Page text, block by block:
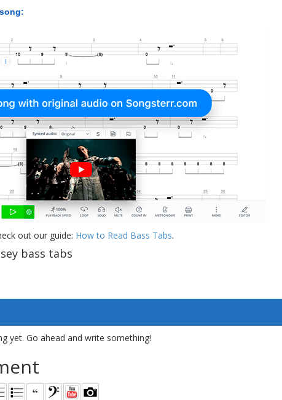
out our guide: How to Read Bass Tabs.
bass tabs
yet. Go ahead and write something!